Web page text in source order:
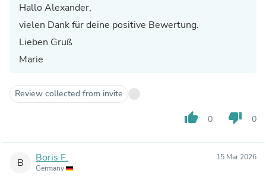
Hallo Alexander,
vielen Dank für deine positive Bewertung.
Lieben Gruß
Marie
Review collected from invite
thumb_up 0 thumb_down 0
B Boris F.
Germany
15 Mar 2026